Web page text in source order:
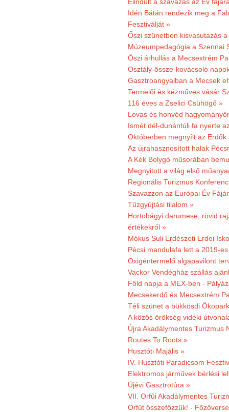
Idén Bátán rendezik meg a
Fesztiválját »
Őszi szünetben kisvasutazás
Múzeumpedagógia a Szennai
Őszi árhullás a Mecsextrém
Osztály-össze-kovácsoló
Gasztroangyalban a Mecsek
Termelői és kézműves vásár
116 éves a Zselici Csühögő »
Lovas és honvéd
Ismét dél-dunántúli fa nyerte
Októberben megnyílt az
Az újrahasznosított halak
A Kék Bolygó műsorában
Megnyitott a világ első
Regionális Turizmus
Szavazzon az Európai Év
Tűzgyújtási tilalom »
Hortobágyi darumese, rövid
értékekről »
Mókus Suli Erdészeti Erdei
Pécsi mandulafa lett a 2019-
Oxigéntermelő algapavilont
Vackor Vendégház szállás
Föld napja a MEX-ben -
Mecsekerdő és Mecsextrém
Téli szünet a bükkösdi
A közös örökség vidéki
Újra Akadálymentes Turizmus
Routes To Roots »
Husztóti Majális »
IV. Husztóti Paradicsom
Elektromos járművek bérlési
Újévi Gasztrotúra »
VII. Orfűi Akadálymentes
Orfűt összefőzzük! -